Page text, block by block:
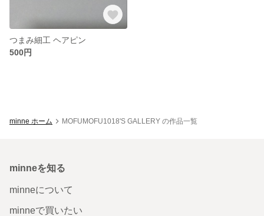
つまみ細工 ヘアピン
500円
minne ホーム MOFUMOFU1018'S GALLERY の作品一覧
minneを知る
minneについて
minneで買いたい